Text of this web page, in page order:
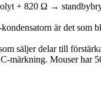
+ 820 Ω →
är det som
säljer delar till
märkning. Mouser har